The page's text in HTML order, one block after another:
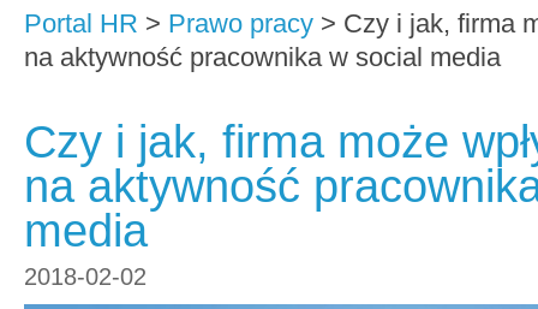
Portal HR > Prawo pracy > Czy i jak, firma
na aktywność pracownika w social media
Czy i jak, firma może
na aktywność
media
2018-02-02